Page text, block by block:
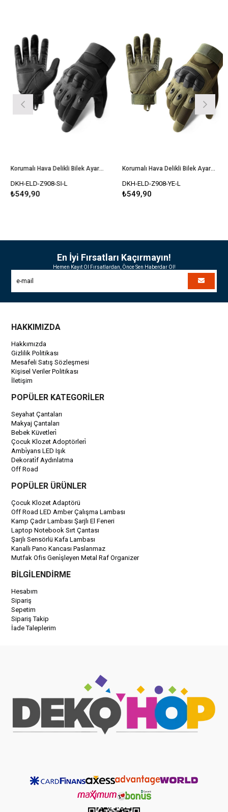
Korumalı Hava Delikli Bilek Ayarlı Dokunmatik Taktik Eldiven
DKH-ELD-Z908-SI-L
₺549,90
Korumalı Hava Delikli Bilek Ayarlı Dokunmatik Taktik Eldiven
DKH-ELD-Z908-YE-L
₺549,90
En İyi Fırsatları Kaçırmayın!
Hemen Kayıt Ol Fırsatlardan, Önce Sen Haberdar Ol!
HAKKIMIZDA
Hakkımızda
Gizlilik Politikası
Mesafeli Satış Sözleşmesi
Kişisel Veriler Politikası
İletişim
POPÜLER KATEGORİLER
Seyahat Çantaları
Makyaj Çantaları
Bebek Küvetleri̇
Çocuk Klozet Adoptörleri̇
Ambi̇yans LED Işık
Dekorati̇f Aydınlatma
Off Road
POPÜLER ÜRÜNLER
Çocuk Klozet Adaptörü
Off Road LED Amber Çalışma Lambası
Kamp Çadır Lambası Şarjlı El Feneri
Laptop Notebook Sırt Çantası
Şarjlı Sensörlü Kafa Lambası
Kanallı Pano Kancası Paslanmaz
Mutfak Ofis Geni̇şleyen Metal Raf Organizer
BİLGİLENDİRME
Hesabım
Sipariş
Sepetim
Sipariş Takip
İade Taleplerim